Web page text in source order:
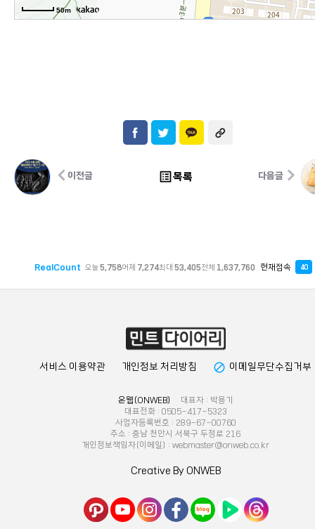
50m
이전글 list_alt 목록 다음글
RealCount 오늘5,758어제 7,274최대 53,405전체 1,637,760 현재접속 40
서비스 이용약관 개인정보 처리방침 block 이메일무단수집거부
온웹(ONWEB)
대표자 : 박용기
대표전화 : 0505-417-5323
사업자등록번호 : 289-67-00760
주소 : 충남 천안시 서북구 두정로 216
개인정보책임자(이메일) : webmaster@onweb.co.kr
Creative By ONWEB